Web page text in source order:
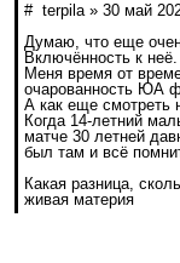
# terpila » 30 май
Думаю, что еще
Включённость к неё.
Меня время от
очарованность ЮА
А как еще смотреть
Когда 14-летний
матче 30 летней
был там и всё
Какая разница,
живая материя